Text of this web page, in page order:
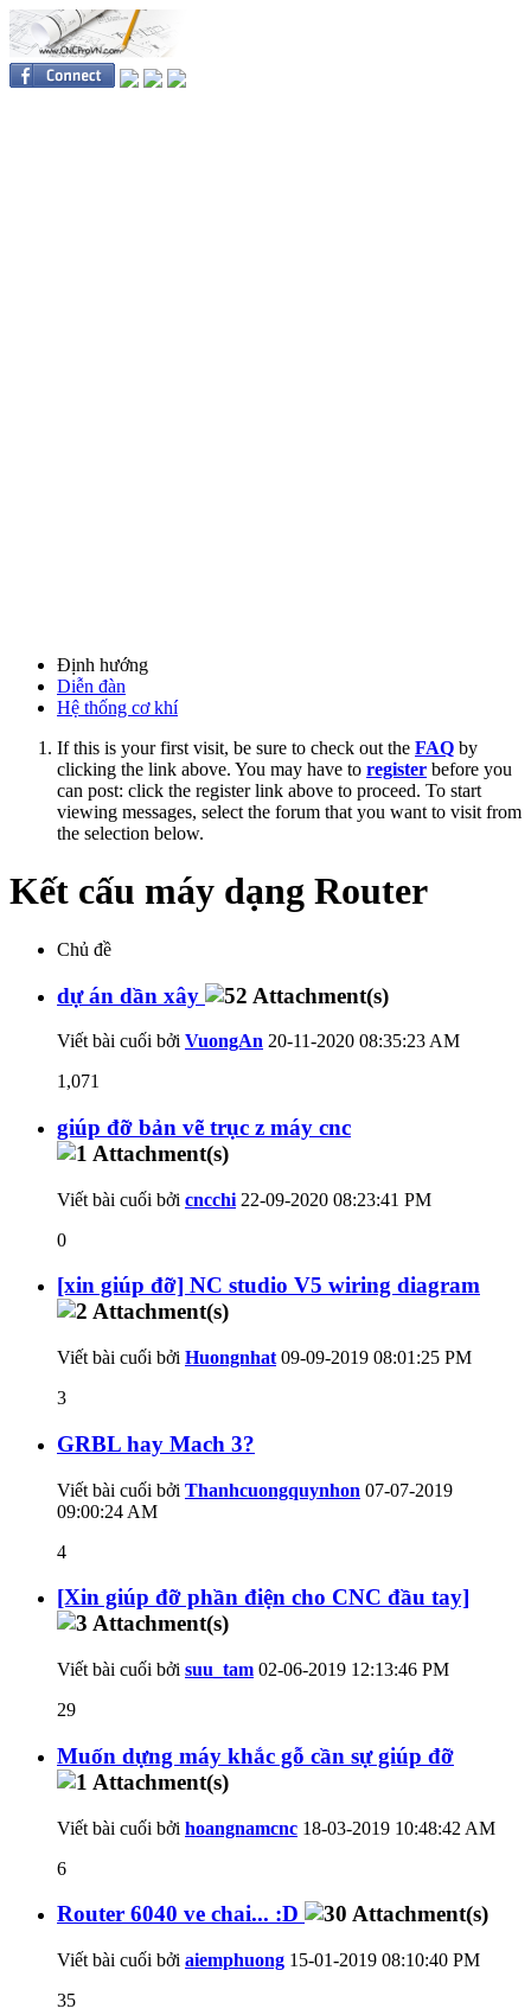
Định hướng
Diễn đàn
Hệ thống cơ khí
If this is your first visit, be sure to check out the FAQ by
clicking the link above. You may have to register before you
can post: click the register link above to proceed. To start
viewing messages, select the forum that you want to visit from
the selection below.
Kết cấu máy dạng Router
Chủ đề
dự án dần xây
Viết bài cuối bởi VuongAn 20-11-2020 08:35:23 AM
1,071
giúp đỡ bản vẽ trục z máy cnc
Viết bài cuối bởi cncchi 22-09-2020 08:23:41 PM
0
[xin giúp đỡ] NC studio V5 wiring diagram
Viết bài cuối bởi Huongnhat 09-09-2019 08:01:25 PM
3
GRBL hay Mach 3?
Viết bài cuối bởi Thanhcuongquynhon 07-07-2019
09:00:24 AM
4
[Xin giúp đỡ phần điện cho CNC đầu tay]
Viết bài cuối bởi suu_tam 02-06-2019 12:13:46 PM
29
Muốn dựng máy khắc gỗ cần sự giúp đỡ
Viết bài cuối bởi hoangnamcnc 18-03-2019 10:48:42 AM
6
Router 6040 ve chai... :D
Viết bài cuối bởi aiemphuong 15-01-2019 08:10:40 PM
35